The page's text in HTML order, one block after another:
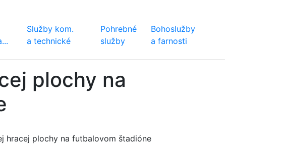
Služby kom.
a technické
Pohrebné
služby
Bohoslužby
a farnosti
plochy na
hracej plochy na futbalovom štadióne